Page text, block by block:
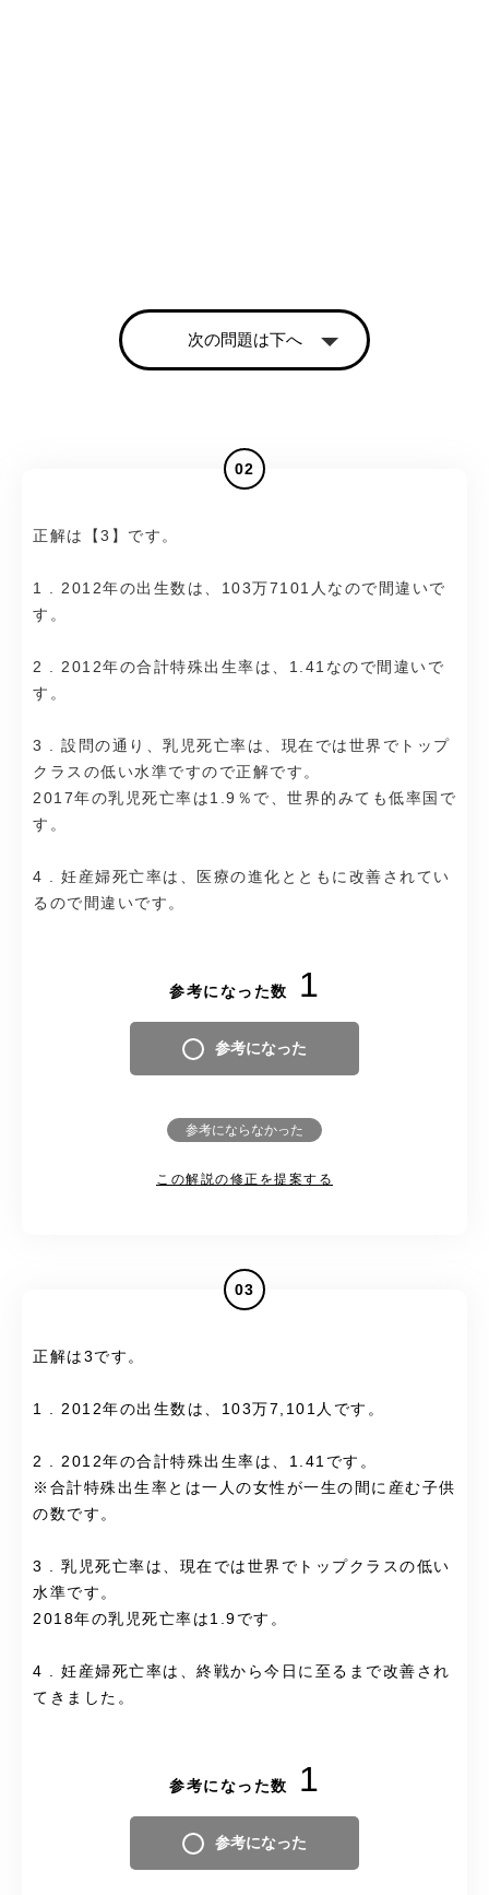
次の問題は下へ
02
正解は【3】です。
1 . 2012年の出生数は、103万7101人なので間違いで
す。
2 . 2012年の合計特殊出生率は、1.41なので間違いで
す。
3 . 設問の通り、乳児死亡率は、現在では世界でトップ
クラスの低い水準ですので正解です。
2017年の乳児死亡率は1.9％で、世界的みても低率国で
す。
4 . 妊産婦死亡率は、医療の進化とともに改善されてい
るので間違いです。
参考になった数 1
参考になった
参考にならなかった
この解説の修正を提案する
03
正解は3です。
1 . 2012年の出生数は、103万7,101人です。
2 . 2012年の合計特殊出生率は、1.41です。
※合計特殊出生率とは一人の女性が一生の間に産む子供
の数です。
3 . 乳児死亡率は、現在では世界でトップクラスの低い
水準です。
2018年の乳児死亡率は1.9です。
4 . 妊産婦死亡率は、終戦から今日に至るまで改善され
てきました。
参考になった数 1
参考になった